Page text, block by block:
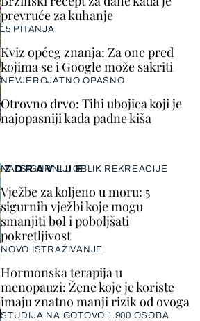
ZDRAVLJE
NAJSIGURNIJI OBLIK REKREACIJE
Vježbe za koljeno u moru: 5
sigurnih vježbi koje mogu
smanjiti bol i poboljšati
pokretljivost
NOVO ISTRAŽIVANJE
Hormonska terapija u
menopauzi: Žene koje je koriste
imaju znatno manji rizik od ovoga
STUDIJA NA GOTOVO 1.900 OSOBA
prevruće za kuhanje
15 PITANJA
Kviz općeg znanja: Za one pred
kojima se i Google može sakriti
NEVJEROJATNO OPASNO
Otrovno drvo: Tihi ubojica koji je
najopasniji kada padne kiša